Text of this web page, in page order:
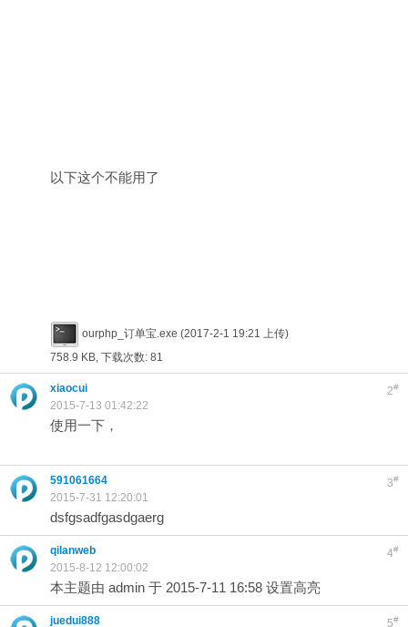
以下这个不能用了
ourphp_订单宝.exe (2017-2-1 19:21 上传)
758.9 KB, 下载次数: 81
2#
xiaocui
2015-7-13 01:42:22
使用一下，
3#
591061664
2015-7-31 12:20:01
dsfgsadfgasdgaerg
4#
qilanweb
2015-8-12 12:00:02
本主题由 admin 于 2015-7-11 16:58 设置高亮
5#
juedui888